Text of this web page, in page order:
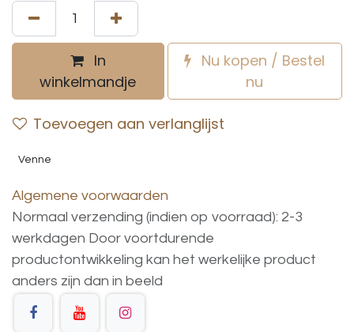
In
winkelmandje
Nu kopen / Bestel
nu
Toevoegen aan verlanglijst
Venne
Algemene voorwaarden
Normaal verzending (indien op voorraad): 2-3
werkdagen Door voortdurende
productontwikkeling kan het werkelijke product
anders zijn dan in beeld